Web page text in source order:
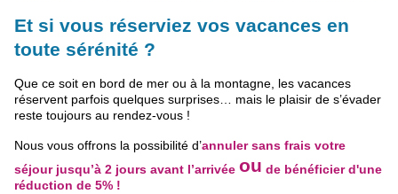
Et si vous réserviez vos vacances en
toute sérénité ?
Que ce soit en bord de mer ou à la montagne, les vacances
réservent parfois quelques surprises… mais le plaisir de s’évader
reste toujours au rendez-vous !
Nous vous offrons la possibilité d’annuler sans frais votre
séjour jusqu’à 2 jours avant l’arrivée ou de bénéficier d'une
réduction de 5% !